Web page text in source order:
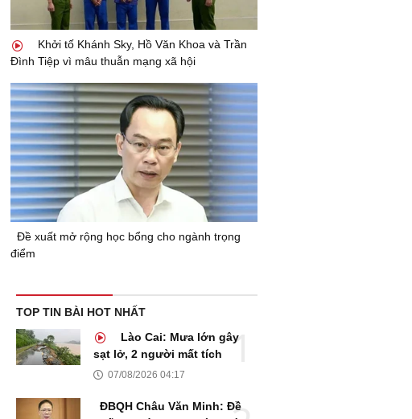
Khởi tố Khánh Sky, Hồ Văn Khoa và Trần
Đình Tiệp vì mâu thuẫn mạng xã hội
Đề xuất mở rộng học bổng cho ngành trọng
điểm
TOP TIN BÀI HOT NHẤT
Lào Cai: Mưa lớn gây
sạt lở, 2 người mất tích
07/08/2026 04:17
ĐBQH Châu Văn Minh: Đề